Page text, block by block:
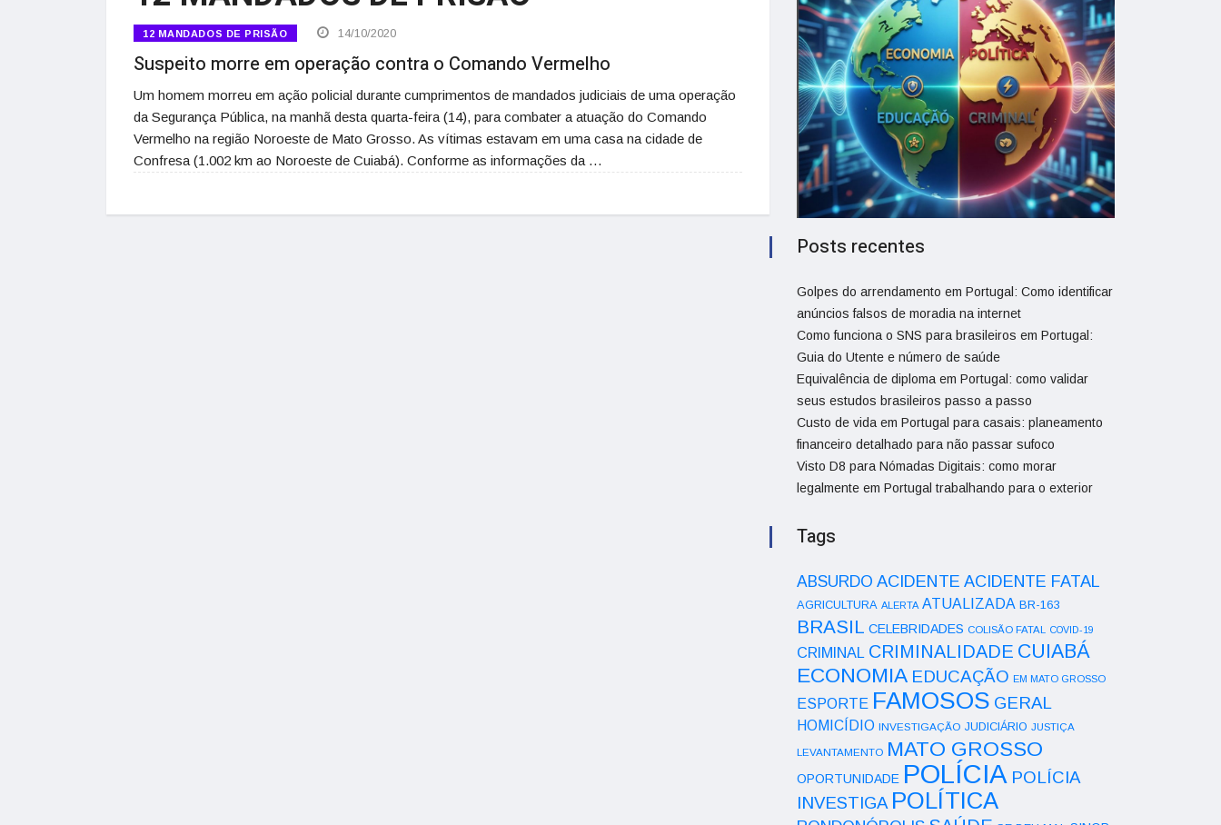
12 MANDADOS DE PRISÃO 14/10/2020
Suspeito morre em operação contra o Comando Vermelho
Um homem morreu em ação policial durante cumprimentos de mandados judiciais de uma operação
da Segurança Pública, na manhã desta quarta-feira (14), para combater a atuação do Comando
Vermelho na região Noroeste de Mato Grosso. As vítimas estavam em uma casa na cidade de
Confresa (1.002 km ao Noroeste de Cuiabá). Conforme as informações da …
Posts recentes
Golpes do arrendamento em Portugal: Como identificar
anúncios falsos de moradia na internet
Como funciona o SNS para brasileiros em Portugal:
Guia do Utente e número de saúde
Equivalência de diploma em Portugal: como validar
seus estudos brasileiros passo a passo
Custo de vida em Portugal para casais: planeamento
financeiro detalhado para não passar sufoco
Visto D8 para Nómadas Digitais: como morar
legalmente em Portugal trabalhando para o exterior
Tags
ABSURDO ACIDENTE ACIDENTE FATAL
AGRICULTURA ALERTA ATUALIZADA BR-163
BRASIL CELEBRIDADES COLISÃO FATAL COVID-19
CRIMINAL CRIMINALIDADE CUIABÁ
ECONOMIA EDUCAÇÃO EM MATO GROSSO
ESPORTE FAMOSOS GERAL
HOMICÍDIO INVESTIGAÇÃO JUDICIÁRIO JUSTIÇA
LEVANTAMENTO MATO GROSSO
OPORTUNIDADE POLÍCIA POLÍCIA
INVESTIGA POLÍTICA